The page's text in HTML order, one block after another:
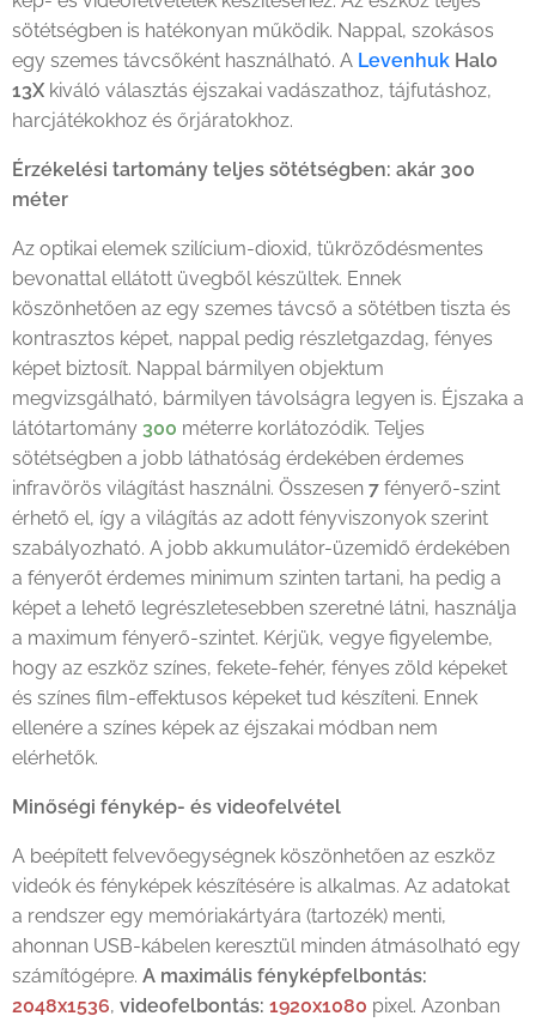
77665 Levenhuk Halo 13X digitális éjjellátó egy szemes távcső
77665 Levenhuk Halo 13X digitális éjjellátó egy szemes távcső
sötétségben is hatékonyan működik. Nappal, szokásos
egy szemes távcsőként használható. A Levenhuk Halo
13X kiváló választás éjszakai vadászathoz, tájfutáshoz,
harcjátékokhoz és őrjáratokhoz.
Érzékelési tartomány teljes sötétségben: akár 300
méter
Az optikai elemek szilícium-dioxid, tükröződésmentes
bevonattal ellátott üvegből készültek. Ennek
köszönhetően az egy szemes távcső a sötétben tiszta és
kontrasztos képet, nappal pedig részletgazdag, fényes
képet biztosít. Nappal bármilyen objektum
megvizsgálható, bármilyen távolságra legyen is. Éjszaka a
látótartomány 300 méterre korlátozódik. Teljes
sötétségben a jobb láthatóság érdekében érdemes
infravörös világítást használni. Összesen 7 fényerő-szint
érhető el, így a világítás az adott fényviszonyok szerint
szabályozható. A jobb akkumulátor-üzemidő érdekében
a fényerőt érdemes minimum szinten tartani, ha pedig a
képet a lehető legrészletesebben szeretné látni, használja
a maximum fényerő-szintet. Kérjük, vegye figyelembe,
hogy az eszköz színes, fekete-fehér, fényes zöld képeket
és színes film-effektusos képeket tud készíteni. Ennek
ellenére a színes képek az éjszakai módban nem
elérhetők.
Minőségi fénykép- és videofelvétel
A beépített felvevőegységnek köszönhetően az eszköz
videók és fényképek készítésére is alkalmas. Az adatokat
a rendszer egy memóriakártyára (tartozék) menti,
ahonnan USB-kábelen keresztül minden átmásolható egy
számítógépre. A maximális fényképfelbontás:
2048x1536, videofelbontás: 1920x1080 pixel. Azonban